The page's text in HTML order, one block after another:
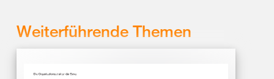
Weiterführende Themen